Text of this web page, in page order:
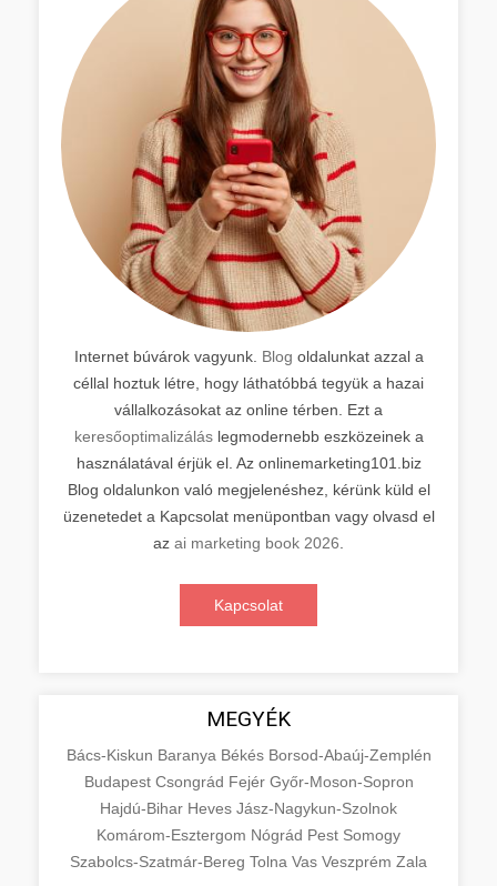
Internet búvárok vagyunk. Blog oldalunkat azzal a
céllal hoztuk létre, hogy láthatóbbá tegyük a hazai
vállalkozásokat az online térben. Ezt a
keresőoptimalizáláslegmodernebb eszközeinek a
használatával érjük el. Az onlinemarketing101.biz
Blog oldalunkon való megjelenéshez, kérünk küld el
üzenetedet a Kapcsolat menüpontban vagy olvasd el
az ai marketing book 2026
Kapcsolat
MEGYÉK
Bács-Kiskun Baranya Békés Borsod-Abaúj-Zemplén
Budapest Csongrád Fejér Győr-Moson-Sopron
Hajdú-Bihar Heves Jász-Nagykun-Szolnok
Komárom-Esztergom Nógrád Pest Somogy
Szabolcs-Szatmár-Bereg Tolna Vas Veszprém Zala